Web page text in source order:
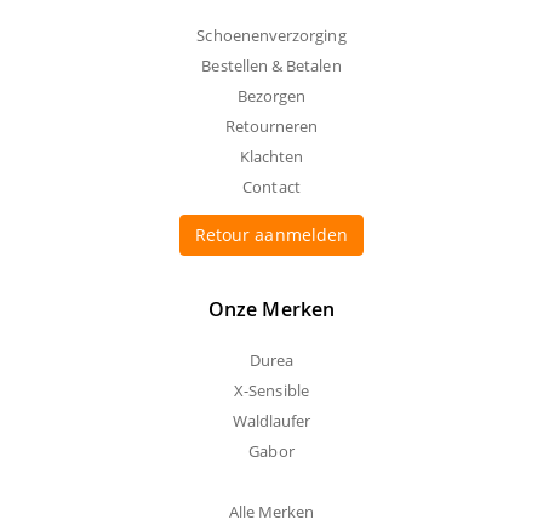
Schoenenverzorging
Bestellen & Betalen
Bezorgen
Retourneren
Klachten
Contact
Retour aanmelden
Onze Merken
Durea
X-Sensible
Waldlaufer
Gabor
Alle Merken